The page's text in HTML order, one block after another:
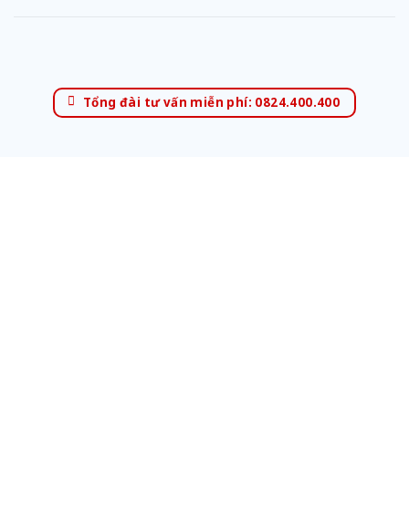
Tổng đài tư vấn miễn phí: 0824.400.400